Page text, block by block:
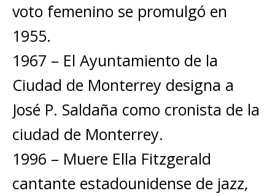
voto femenino se promulgó en
1955.
1967 – El Ayuntamiento de la
Ciudad de Monterrey designa a
José P. Saldaña como cronista de la
ciudad de Monterrey.
1996 – Muere Ella Fitzgerald
cantante estadounidense de jazz,